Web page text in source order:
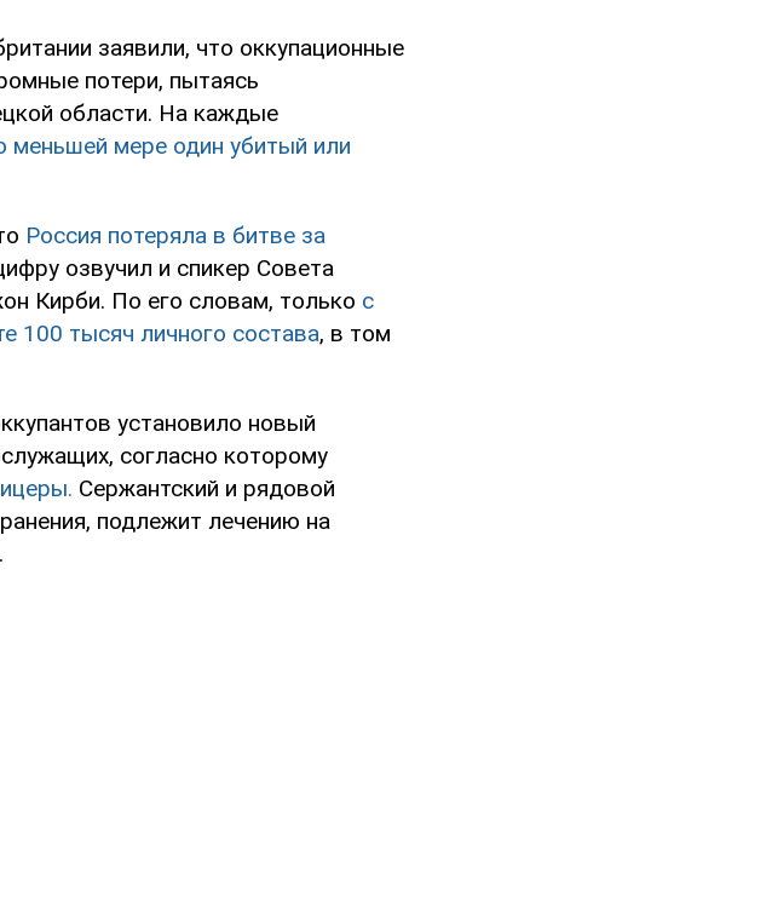
заявили, что оккупационные
потери, пытаясь
области. На каждые
меньшей мере один убитый или
Россия потеряла в битве за
озвучил и спикер Совета
Кирби. По его словам, только с
100 тысяч личного состава, в том
установило новый
согласно которому
Сержантский и рядовой
подлежит лечению на